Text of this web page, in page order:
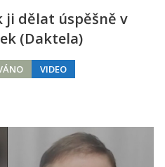
ji dělat úspěšně v
(Daktela)
VIDEO